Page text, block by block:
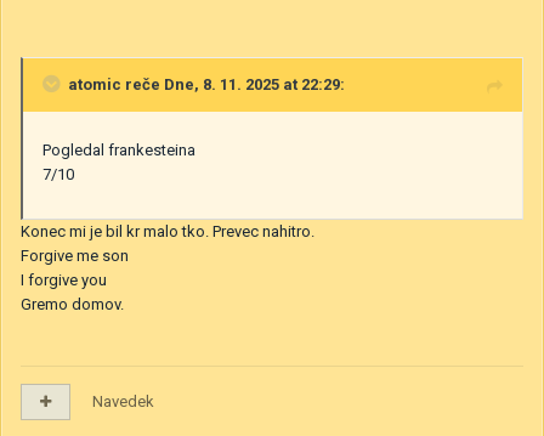
atomic reče Dne, 8. 11. 2025 at 22:29:
Pogledal frankesteina
7/10
Konec mi je bil kr malo tko. Prevec nahitro.
Forgive me son
I forgive you
Gremo domov.
Navedek